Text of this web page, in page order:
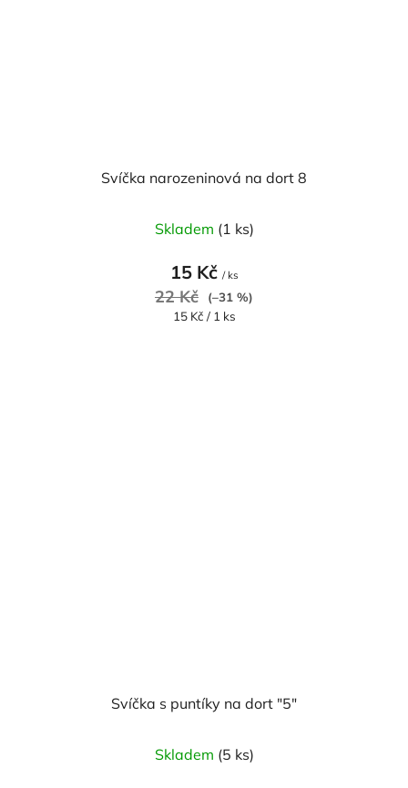
Svíčka narozeninová na dort 8
Skladem (1 ks)
15 Kč / ks
22 Kč
(–31 %)
Měrná
15 Kč / 1 ks
Svíčka s puntíky na dort "5"
Skladem (5 ks)